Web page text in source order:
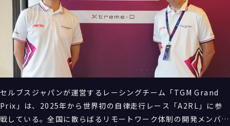
セルブスジャパンが運営するレーシングチーム「TGM Grand
Prix」は、2025年から世界初の自律走行レース「A2RL」に参
戦している。全国に散らばるリモートワーク体制の開発メンバー